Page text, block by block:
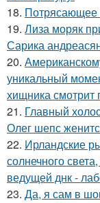
18. Потрясающее
19. Лиза моряк
Сарика
20.
уникальный
хищника
21. Главный
Олег шепс
22. Ирландские
солнечного
ведущей днк -
23. Да, я сам в